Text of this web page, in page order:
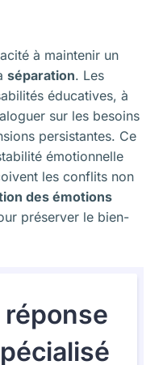
à maintenir un
séparation. Les
éducatives, à
sur les besoins
persistantes. Ce
émotionnelle
les conflits non
des émotions
préserver le bien-